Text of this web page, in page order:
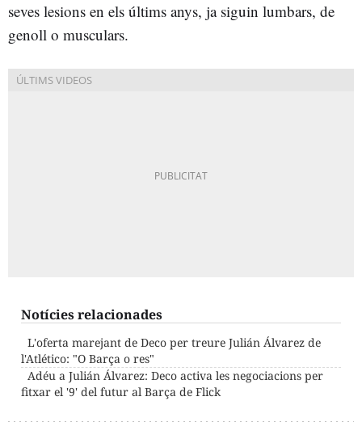
seves lesions en els últims anys, ja siguin lumbars, de
genoll o musculars.
Notícies relacionades
L'oferta marejant de Deco per treure Julián Álvarez de
l'Atlético: "O Barça o res"
Adéu a Julián Álvarez: Deco activa les negociacions per
fitxar el '9' del futur al Barça de Flick